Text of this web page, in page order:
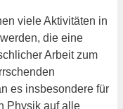
viele Aktivitäten in
die eine
Arbeit zum
es insbesondere für
Physik auf alle